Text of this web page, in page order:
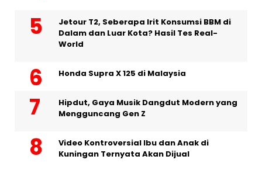
Jetour T2, Seberapa Irit Konsumsi BBM di
Dalam dan Luar Kota? Hasil Tes Real-
World
Honda Supra X 125 di Malaysia
Hipdut, Gaya Musik Dangdut Modern yang
Mengguncang Gen Z
Video Kontroversial Ibu dan Anak di
Kuningan Ternyata Akan Dijual